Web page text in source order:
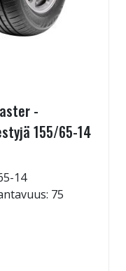
-
155/65-14
14
75